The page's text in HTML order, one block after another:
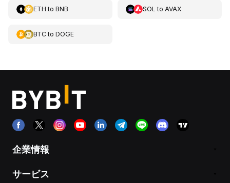
ETH to BNB SOL to AVAX
BTCto DOGE
企業情報
サービス